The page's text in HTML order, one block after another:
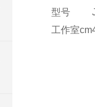
型号
工作室cm